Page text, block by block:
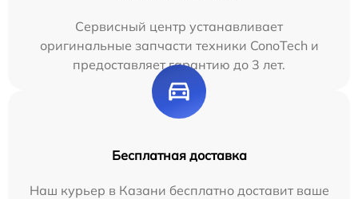
Сервисный центр устанавливает
оригинальные запчасти техники ConoTech и
предоставляет гарантию до 3 лет.
Бесплатная доставка
Наш курьер в Казани бесплатно доставит ваше